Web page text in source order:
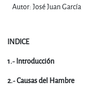
Autor: José Juan García
INDICE
1.- Introducción
2.- Causas del Hambre